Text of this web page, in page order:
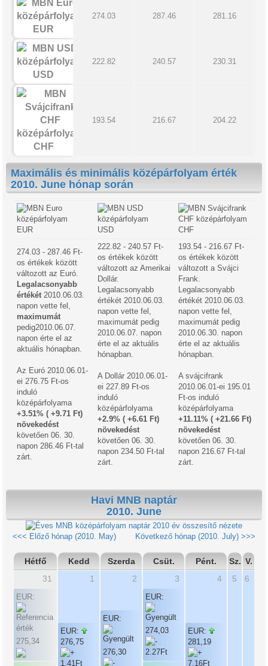
EUR
274.03 287.46 281.16
USD
222.82 240.57 230.31
CHF
193.54 216.67 204.22
Maximális és minimális középárfolyam érték
2010. June hónap során
EUR USD CHF
274.03 - 287.46 Ft-
os értékek között
változott az Euró.
Legalacsonyabb
értékét 2010.06.03.
napon vette fel,
maximumát
pedig2010.06.07.
napon érte el az
aktuális hónapban.
Az Euró 2010.06.01-
ei 276.75 Ft-os
induló
középárfolyama
+3.51% ( +9.71 Ft)
növekedést
követően 06. 30.
napon 286.46 Ft-tal
zárt.
222.82 - 240.57 Ft-
os értékek között
változott az Amerikai
Dollár.
Legalacsonyabb
értékét 2010.06.03.
napon vette fel,
maximumát pedig
2010.06.07. napon
érte el az aktuális
hónapban.
A Dollár 2010.06.01-
ei 227.89 Ft-os
induló
középárfolyama
+2.9% ( +6.61 Ft)
növekedést
követően 06. 30.
napon 234.50 Ft-tal
zárt.
193.54 - 216.67 Ft-
os értékek között
változott a Svájci
Frank.
Legalacsonyabb
értékét 2010.06.03.
napon vette fel,
maximumát pedig
2010.06.30. napon
érte el az aktuális
hónapban.
A svájcifrank
2010.06.01-ei 195.01
Ft-os induló
középárfolyama
+11.11% ( +21.66 Ft)
növekedést
követően 06. 30.
napon 216.67 Ft-tal
zárt.
Havi MNB naptár
2010. June
2010 év összesítő nézete
<<< Előző hónap (2010. May)
Következő hónap (2010. July) >>>
Hétfő Kedd Szerda Csüt. Pént. Sz. V.
31
EUR:
275,34
1
EUR:
276,75
2
EUR:
276,30
3
EUR:
274,03
4
EUR:
281,19
5 6